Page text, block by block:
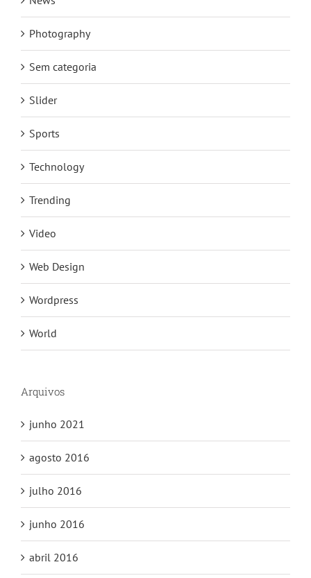
Photography
Sem categoria
Slider
Sports
Technology
Trending
Video
Web Design
Wordpress
World
Arquivos
junho 2021
agosto 2016
julho 2016
junho 2016
abril 2016